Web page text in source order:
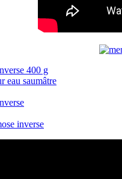
400 g
eau saumâtre
inverse